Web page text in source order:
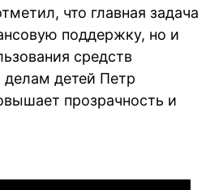
что главная задача
поддержку, но и
средств
детей Петр
прозрачность и